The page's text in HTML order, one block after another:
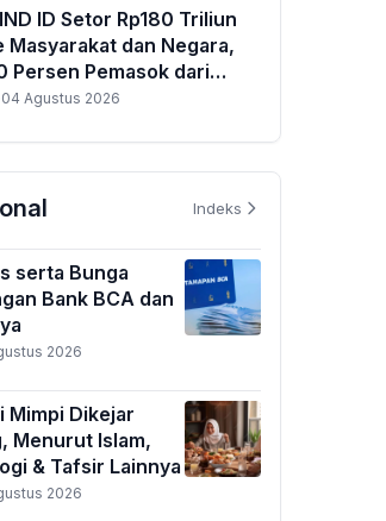
ID Setor Rp180 Triliun
Masyarakat dan Negara,
Persen Pemasok dari
04 Agustus 2026
Indeks
serta Bunga
Bank BCA dan
2026
Mimpi Dikejar
Menurut Islam,
& Tafsir Lainnya
2026